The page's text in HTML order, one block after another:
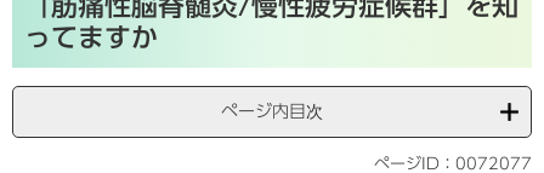
文
「筋痛性脳脊髄炎/慢性疲労症候群」を知
ってますか
ページ内目次
ページID：0072077